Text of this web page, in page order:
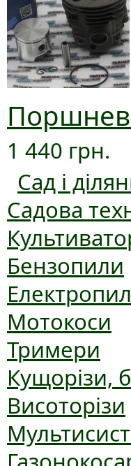
1 440 грн.
Сад і
Садова
Бензопили
Мотокоси
Тримери
Кущорізи,
Висоторізи